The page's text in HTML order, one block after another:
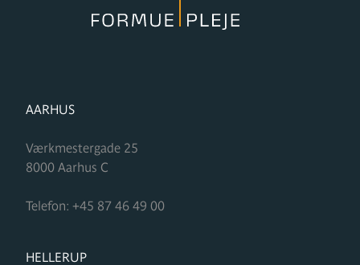
FORMUPLEJE
AARHUS
Værkmestergade 25
8000 Aarhus C
Telefon: +45 87 46 49 00
FORMUPLEJE
HELLERUP